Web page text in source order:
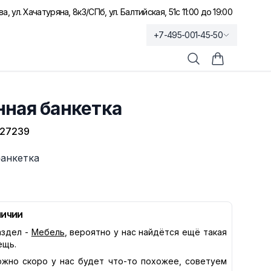
ул. Хачатуряна, 8к3/СПб, ул. Балтийская, 51с 11:00 до 19:00
+7-495-001-45-50
ПоискКорзина
банкетка
- Мебель , вероятно у нас найдётся ещё такая
скоро у нас будет что-то похожее, советуем